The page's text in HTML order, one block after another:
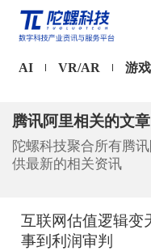
AI VR/AR 游戏
腾讯阿里相关的文章
陀螺科技聚合所有腾
供最新的相关资讯
互联网估值逻辑变
事到利润审判